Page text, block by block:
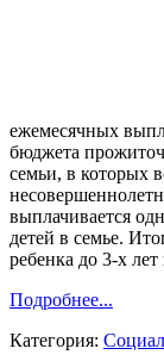
ежемесячных
бюджета
семьи, в которых
выплачивается
детей в семье.
ребенка до 3-х
Подробнее...
Категория: